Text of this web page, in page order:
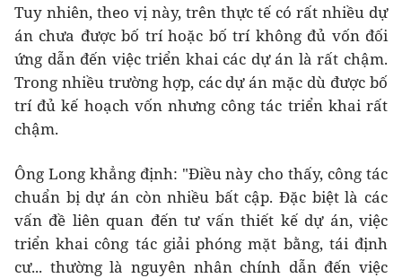
Tuy nhiên, theo vị này, trên thực tế có rất nhiều dự
án chưa được bố trí hoặc bố trí không đủ vốn đối
ứng dẫn đến việc triển khai các dự án là rất chậm.
Trong nhiều trường hợp, các dự án mặc dù được bố
trí đủ kế hoạch vốn nhưng công tác triển khai rất
chậm.
Ông Long khẳng định: "Điều này cho thấy, công tác
chuẩn bị dự án còn nhiều bất cập. Đặc biệt là các
vấn đề liên quan đến tư vấn thiết kế dự án, việc
triển khai công tác giải phóng mặt bằng, tái định
cư... thường là nguyên nhân chính dẫn đến việc